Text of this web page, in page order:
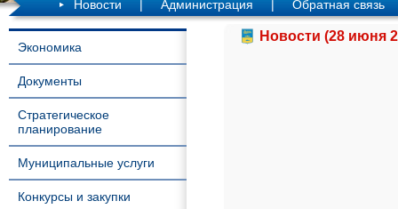
Новости | Администрация | Обратная связь
Экономика
Документы
Стратегическое
планирование
Муниципальные услуги
Конкурсы и закупки
Новости (28 июня